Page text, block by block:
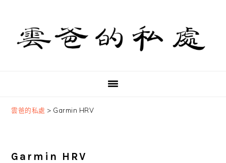
primary
navigation
content
primary
sidebar
雲爸的私處 > Garmin HRV
Garmin HRV